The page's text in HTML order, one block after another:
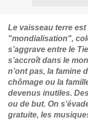
Le vaisseau terre
"mondialisation",
s’aggrave entre le
s’accroît dans le
n’ont pas, la famine
chômage ou la
devenus inutiles.
ou de but. On
gratuite, les